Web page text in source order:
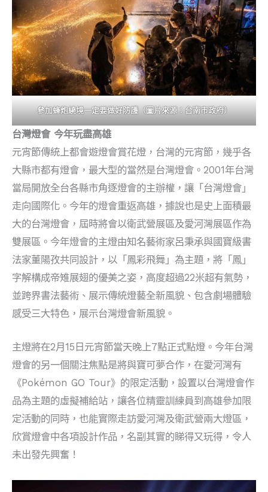
參加蜂炮繞境一定要做好防護（圖片來源：台南市政府）
台灣燈會 今年玩盡高雄
元宵節傳統上都會遊燈會賞花燈，台灣的元宵節，幾乎各
大縣市都有燈會，最大型的當然是台灣燈會。2001年台灣
當局開放全台各縣市角逐燈會的主辦權，讓「台灣燈會」
走向國際化。今年的燈會重返高雄，據說也是史上面積最
大的台灣燈會，屆時將會以衛武營展區及愛河灣展區作為
雙展區。今年燈會的主燈由知名藝術家呂秉承與國寶級書
法家董陽孜共同設計，以「鳳彩飛舞」為主題，將「鳳」
字解構成帝雉展翅的優美之姿，高度超過22米超有氣勢，
並跨界書法藝術、展示傳統燈藝全新風貌、包含劇場體驗
感受三大特色，展示台灣燈會新風貌。
主燈將在2月15日元宵節當天晚上7點正式點燈。今年台灣
燈會的另一個關注焦點是將與寶可夢合作，在愛河灣有
《Pokémon GO Tour》的限定活動，設置以台灣燈會作
品為主題的虛擬補給站，讓各位精靈訓練員到高雄參加限
定活動的同時，也能實際走訪愛河灣及衛武營兩大燈區，
欣賞燈會中各項設計作品，名副其實的睇得又玩得，令人
未出發先興奮！